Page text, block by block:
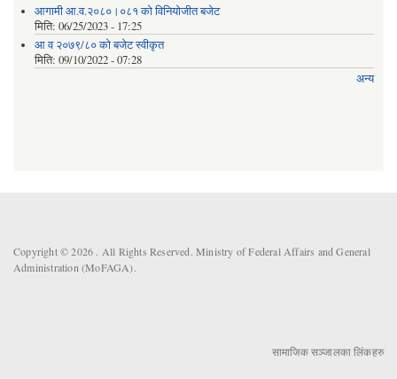
आगामी आ.व.२०८०।०८१ को विनियोजीत बजेट
मिति: 06/25/2023 - 17:25
आ व २०७९/८० को बजेट स्वीकृत
मिति: 09/10/2022 - 07:28
अन्य
Copyright © 2026 . All Rights Reserved. Ministry of Federal Affairs and General
Administration (MoFAGA).
सामाजिक सञ्जालका लिंकहरु